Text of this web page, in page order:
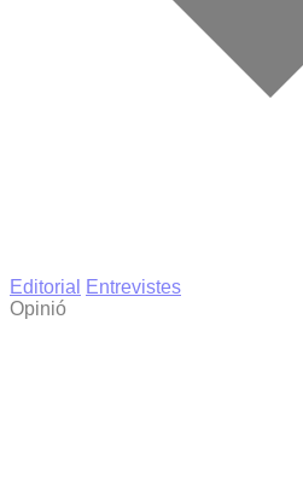
Editorial
Entrevistes
Opinió